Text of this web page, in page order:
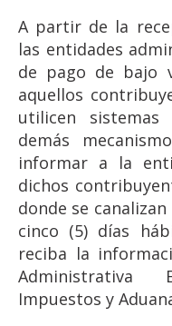
A partir de la
las entidades
de pago de bajo
aquellos
utilicen
demás
informar a la
dichos
donde se
cinco (5) días
reciba la
Administrativa
Impuestos y